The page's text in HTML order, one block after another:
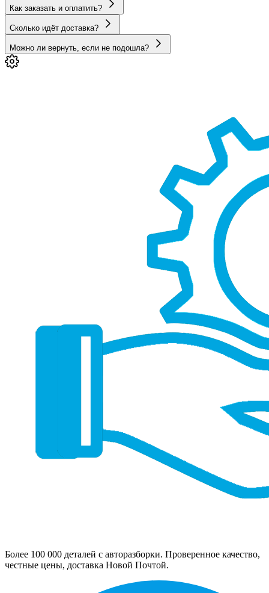
Как заказать и оплатить?
Сколько идёт доставка?
Можно ли вернуть, если не подошла?
Более 100 000 деталей с авторазборки. Проверенное качество,
честные цены, доставка Новой Почтой.